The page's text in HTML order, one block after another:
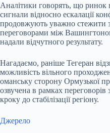
Аналітики говорять, що ринок
сигнали відносно ескалації
продовжують уважно
переговорами між
надали відчутного результату.
Нагадаємо, раніше Тегеран
можливість вільного
оманську сторону Ормузької
озвучена в рамках
кроку до стабілізації регіону.
Джерело